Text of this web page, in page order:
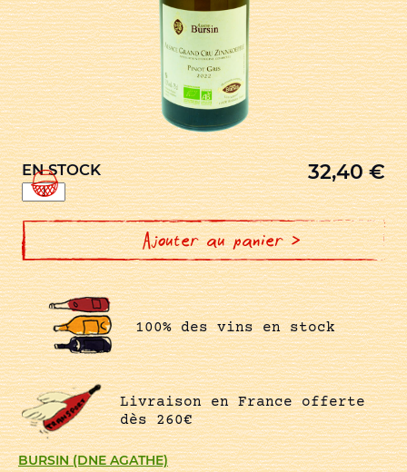
BURSIN (DNE AGATHE)
EN STOCK 32,40€
quantité
de
PINOT
GRIS
GRAND
CRU
ZINNKOEPFLE
Ajouter au panier >
100% des vins en stock
Livraison en France offerte
dès 260€